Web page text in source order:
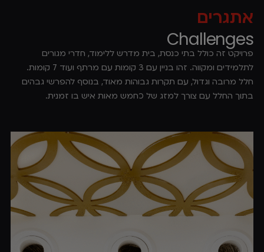
אתגרים
Challenges
פרויקט זה כולל בתי כנסת, בית מדרש ללימוד, חדרי מגורים
לתלמידים ומקווה. זהו בניין עם 3 קומות עם מרתף ועוד 7 קומות.
חלל מרובה וגדול, עם תקרות גבוהות מאוד, בנוסף להפרשי גבהים
בתוך החלל עם צורך למזג של כחמש מאות איש בו זמנית.